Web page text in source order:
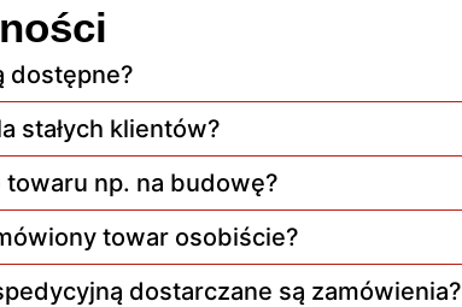
dostępne?
stałych klientów?
np. na budowę?
towar osobiście?
dostarczane są zamówienia?